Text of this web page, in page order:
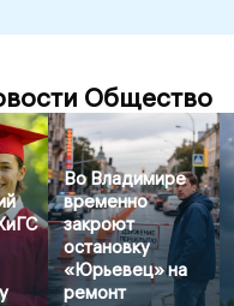
Общество
Во Владимире
временно
закроют
остановку
«Юрьевец» на
ремонт